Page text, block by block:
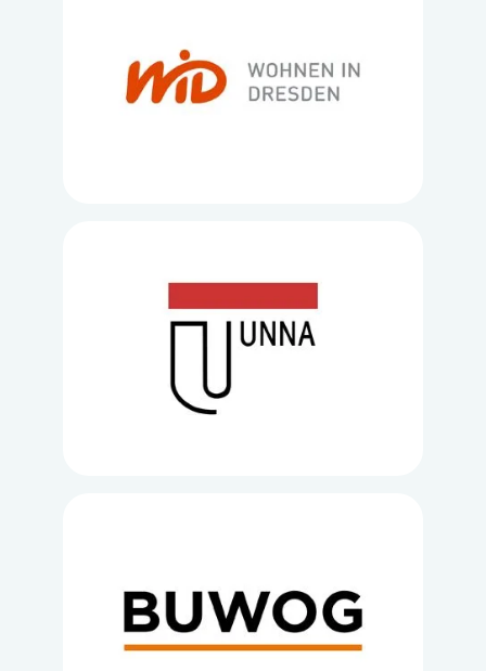
Loading...
Loading...
Loading...